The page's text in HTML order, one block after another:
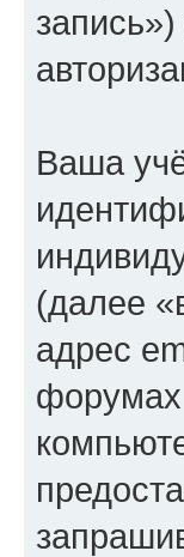
Ваша
(далее
адрес
форумах